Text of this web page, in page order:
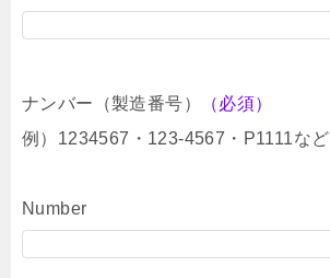
ナンバー（製造番号）
（必須）
例）1234567・123-4567・P1111など
Number